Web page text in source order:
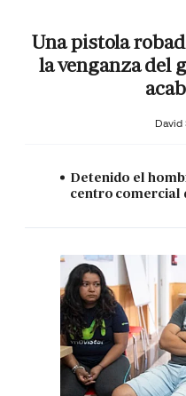
Una pistola
la venganza del
David
Detenido el
centro comercial